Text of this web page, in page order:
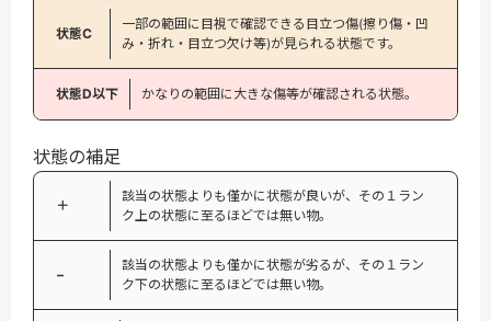
状態C
一部の範囲に目視で確認できる目立つ傷(擦り傷・凹
み・折れ・目立つ欠け等)が見られる状態です。
状態D以下 かなりの範囲に大きな傷等が確認される状態。
状態の補足
＋
該当の状態よりも僅かに状態が良いが、その１ラン
ク上の状態に至るほどでは無い物。
−
該当の状態よりも僅かに状態が劣るが、その１ラン
ク下の状態に至るほどでは無い物。